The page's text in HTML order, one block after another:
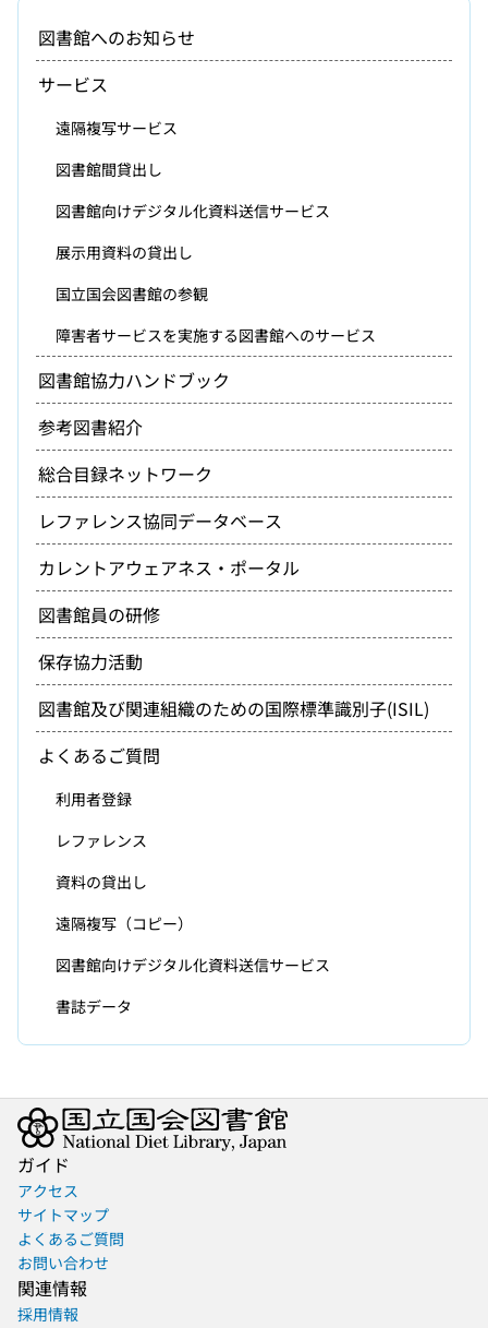
図書館へのお知らせ
サービス
遠隔複写サービス
図書館間貸出し
図書館向けデジタル化資料送信サービス
展示用資料の貸出し
国立国会図書館の参観
障害者サービスを実施する図書館へのサービス
図書館協力ハンドブック
参考図書紹介
総合目録ネットワーク
レファレンス協同データベース
カレントアウェアネス・ポータル
図書館員の研修
保存協力活動
図書館及び関連組織のための国際標準識別子(ISIL)
よくあるご質問
利用者登録
レファレンス
資料の貸出し
遠隔複写（コピー）
図書館向けデジタル化資料送信サービス
書誌データ
ガイド
アクセス
サイトマップ
よくあるご質問
お問い合わせ
関連情報
採用情報